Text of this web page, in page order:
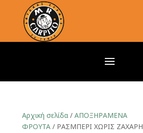
Αρχική σελίδα/ ΑΠΟΞΗΡΑΜΕΝΑ
ΦΡΟΥΤΑ/ ΡΑΣΜΠΕΡΙ ΧΩΡΙΣ ΖΑΧΑΡΗ